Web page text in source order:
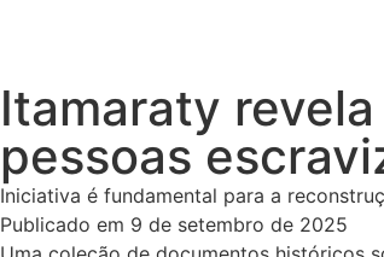
Itamaraty
pessoas
Iniciativa é fundamental para a
Publicado em 9 de setembro de 2025